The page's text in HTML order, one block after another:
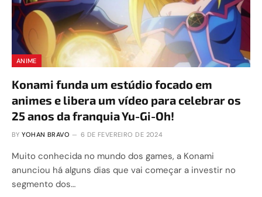
ANIME
Konami funda um estúdio focado em
animes e libera um vídeo para celebrar os
25 anos da franquia Yu-Gi-Oh!
BY YOHAN BRAVO 6 DE FEVEREIRO DE 2024
Muito conhecida no mundo dos games, a Konami
anunciou há alguns dias que vai começar a investir no
segmento dos…